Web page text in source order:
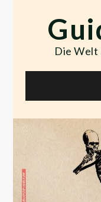
content
Die Welt